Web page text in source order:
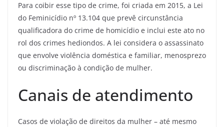
Para coibir esse tipo de crime, foi criada em 2015, a Lei
do Feminicídio nº 13.104 que prevê circunstância
qualificadora do crime de homicídio e inclui este ato no
rol dos crimes hediondos. A lei considera o assassinato
que envolve violência doméstica e familiar, menosprezo
ou discriminação à condição de mulher.
Canais de atendimento
Casos de violação de direitos da mulher – até mesmo